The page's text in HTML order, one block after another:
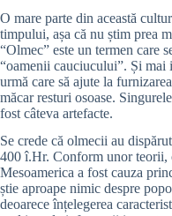
O mare parte din această
timpului, așa că nu știm prea
“Olmec” este un termen care
“oamenii cauciucului”. Și mai
urmă care să ajute la
măcar resturi osoase.
fost câteva artefacte.
Se crede că olmecii au
400 î.Hr. Conform unor teorii,
Mesoamerica a fost cauza
știe aproape nimic despre
deoarece înțelegerea